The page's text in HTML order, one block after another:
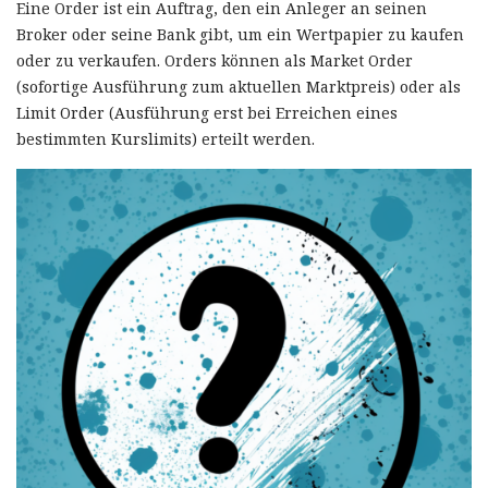
Eine Order ist ein Auftrag, den ein Anleger an seinen
Broker oder seine Bank gibt, um ein Wertpapier zu kaufen
oder zu verkaufen. Orders können als Market Order
(sofortige Ausführung zum aktuellen Marktpreis) oder als
Limit Order (Ausführung erst bei Erreichen eines
bestimmten Kurslimits) erteilt werden.